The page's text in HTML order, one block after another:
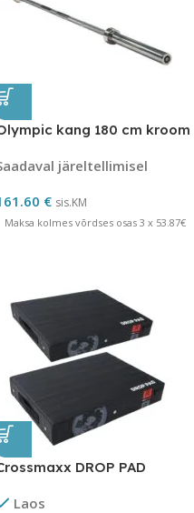
kang 180 cm kroom
järeltellimisel
€ sis.KM
Maksa kolmes võrdses osas 3 x 53.87€
DROP PAD
Laos